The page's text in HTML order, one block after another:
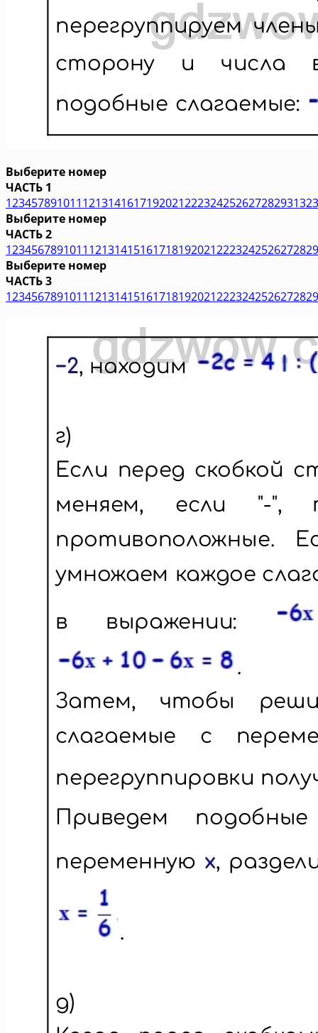
Выберите номер
ЧАСТЬ 1
123457891011121314161719202122232425262728293132
Выберите номер
ЧАСТЬ 2
1234567891011121314151617181920212223242526272829
Выберите номер
ЧАСТЬ 3
1234567891011121314151617181920212223242526272829